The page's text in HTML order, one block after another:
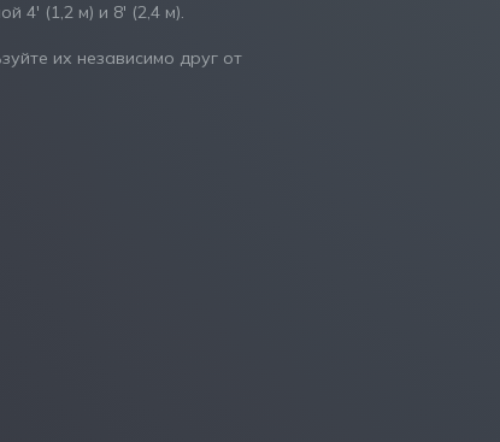
4′ (1,2 м) и 8′ (2,4 м).
их независимо друг от